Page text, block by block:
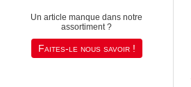
Un article manque dans notre
assortiment ?
Faites-le nous savoir !